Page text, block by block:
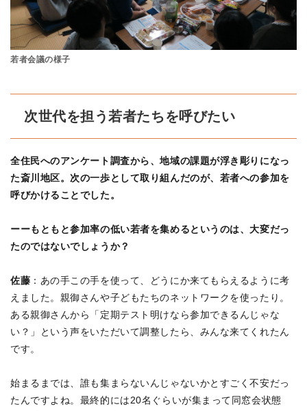
若者会議の様子
次世代を担う若者たちを呼びたい
全住民へのアンケート調査から、地域の課題が浮き彫りになっ
た斎川地区。次の一歩として取り組んだのが、若者への参加を
呼びかけることでした。
ーーもともと参加率の低い若者を集めるというのは、大変だっ
たのではないでしょうか？
佐藤 ：あの手この手を使って、どうにか来てもらえるように考
えました。親御さんや子どもたちのネットワークを使ったり。
ある親御さんから「定期テスト明けなら参加できるんじゃな
い？」という声をいただいて調整したら、みんな来てくれたん
です。
始まるまでは、誰も集まらないんじゃないかとすごく不安だっ
たんですよね。最終的には20名ぐらいが集まって同窓会状態